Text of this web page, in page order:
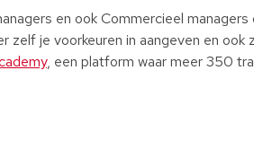
en ook Commercieel managers
zelf je voorkeuren in aangeven en ook
, een platform waar meer350